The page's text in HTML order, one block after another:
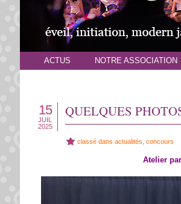
ACTUS NOTRE ASSOCIATION
QUELQUES
15
JUIL
2025
classé dans actualités concours
Atelier